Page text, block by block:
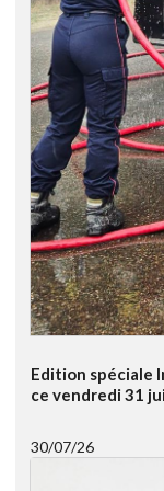
Edition spéciale
ce vendredi 31
30/07/26